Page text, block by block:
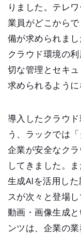
りました。テレ
業員がどこから
備が求められまし
クラウド環境の
切な管理とセキ
求められるように
導入したクラウ
う、ラックでは
企業が安全なク
してきました。
生成AIを活用し
スが次々と登場
動画・画像生成
ンツは、企業の